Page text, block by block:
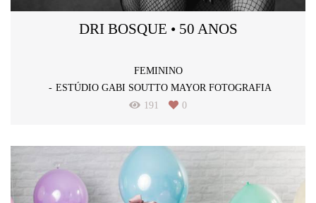
DRI BOSQUE • 50 ANOS
FEMININO
ESTÚDIO GABI SOUTTO MAYOR FOTOGRAFIA
191
0